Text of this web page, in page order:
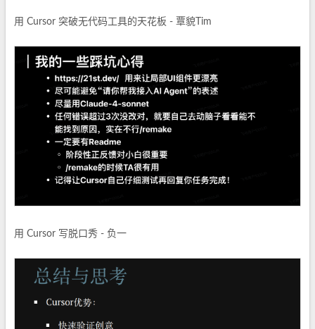
用 Cursor 突破无代码工具的天花板 - 覃貌Tim
用 Cursor 写脱口秀 - 负一